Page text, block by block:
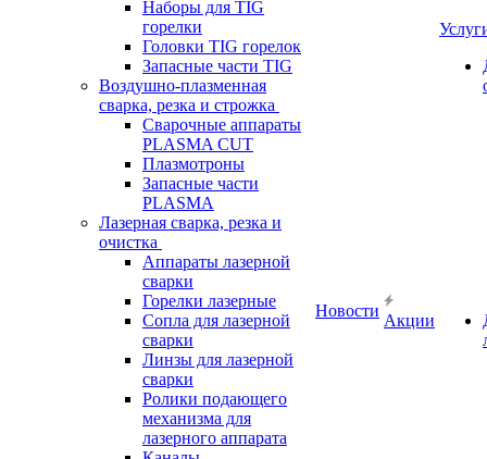
Наборы для TIG
горелки
Головки TIG горелок
Запасные части TIG
Воздушно-плазменная
сварка, резка и строжка
Сварочные аппараты
PLASMA CUT
Плазмотроны
Запасные части
PLASMA
Лазерная сварка, резка и
очистка
Аппараты лазерной
сварки
Горелки лазерные
Сопла для лазерной
сварки
Линзы для лазерной
сварки
Ролики подающего
механизма для
лазерного аппарата
Новости
Акции